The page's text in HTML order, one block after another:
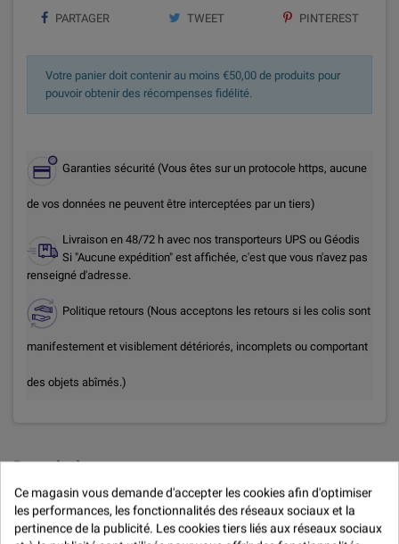
PARTAGER TWEET PINTEREST
Votre panier doit contenir au moins €50,00 de produits pour
pouvoir obtenir des récompenses fidélité.
Garanties sécurité (Vous êtes sur un protocole https, aucune
de vos données ne peuvent être interceptées par un tiers)
Livraison en 48/72 h avec nos transporteurs UPS ou Géodis
Si "Aucune expédition" est affichée, c'est que vous n'avez pas
renseigné d'adresse.
Politique retours (Nous acceptons les retours si les colis sont
manifestement et visiblement détériorés, incomplets ou comportant
des objets abîmés.)
Description
Pinceaux pour application vernis et laque
Ce magasin vous demande d'accepter les cookies afin d'optimiser
les performances, les fonctionnalités des réseaux sociaux et la
pertinence de la publicité. Les cookies tiers liés aux réseaux sociaux